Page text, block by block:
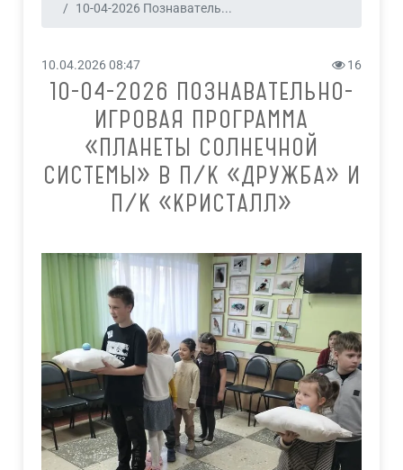
10-04-2026 Познаватель...
10.04.2026 08:47 16
10-04-2026 ПОЗНАВАТЕЛЬНО-
ИГРОВАЯ ПРОГРАММА
«ПЛАНЕТЫ СОЛНЕЧНОЙ
СИСТЕМЫ» В П/К «ДРУЖБА» И
П/К «КРИСТАЛЛ»